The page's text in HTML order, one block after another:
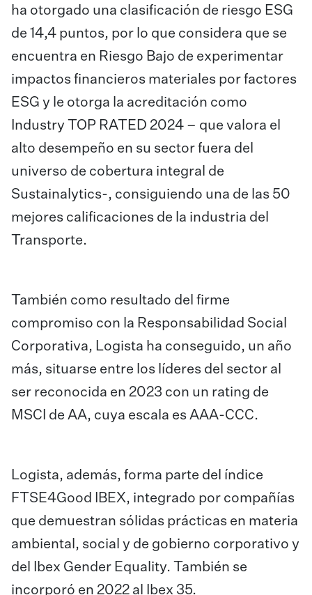
ha otorgado una clasificación de riesgo ESG
de 14,4 puntos, por lo que considera que se
encuentra en Riesgo Bajo de experimentar
impactos financieros materiales por factores
ESG y le otorga la acreditación como
Industry TOP RATED 2024 – que valora el
alto desempeño en su sector fuera del
universo de cobertura integral de
Sustainalytics-, consiguiendo una de las 50
mejores calificaciones de la industria del
Transporte.
También como resultado del firme
compromiso con la Responsabilidad Social
Corporativa, Logista ha conseguido, un año
más, situarse entre los líderes del sector al
ser reconocida en 2023 con un rating de
MSCI de AA, cuya escala es AAA-CCC.
Logista, además, forma parte del índice
FTSE4Good IBEX, integrado por compañías
que demuestran sólidas prácticas en materia
ambiental, social y de gobierno corporativo y
del Ibex Gender Equality. También se
incorporó en 2022 al Ibex 35.